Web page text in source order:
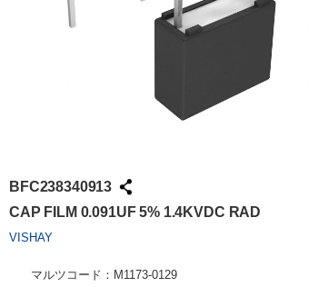
BFC238340913
CAP FILM 0.091UF 5% 1.4KVDC RAD
VISHAY
マルツコード： M1173-0129